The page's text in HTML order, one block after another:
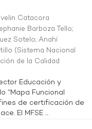
Catacora
Barboza Tello;
Sotelo; Anahí
(Sistema Nacional
de la Calidad
Educación y
“Mapa Funcional
de certificación de
El MFSE ...